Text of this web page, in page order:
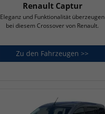
Renault Captur
Eleganz und Funktionalität überzeugen
bei diesem Crossover von Renault.
Zu den Fahrzeugen >>